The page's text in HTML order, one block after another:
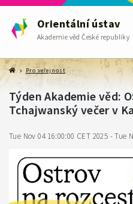
Orientální ústav
Akademie věd České republiky
Pro veřejnost
Týden Akademie věd:
Tchajwanský večer v
Tue Nov 04 16:00:00 CET 2025 - Tue